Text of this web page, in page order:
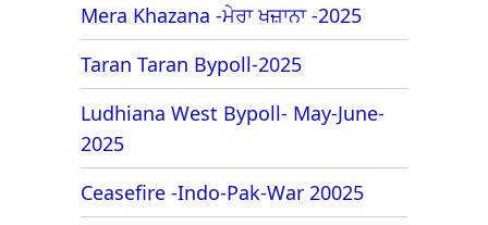
Mera Khazana -ਮੇਰਾ ਖਜ਼ਾਨਾ -2025
Taran Taran Bypoll-2025
Ludhiana West Bypoll- May-June-
2025
Ceasefire -Indo-Pak-War 20025